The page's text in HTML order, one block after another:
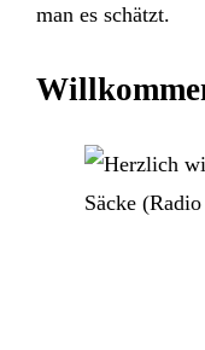
man es schätzt.